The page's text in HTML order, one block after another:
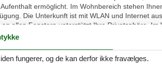
ermöglicht. Im Wohnbereich stehen
Die Unterkunft ist mit WLAN und Internet
allen Fenstern unterstützt Ihre Privatsphäre.
bietet Cerankochfeld, Backofen, Kühlschrank
und Geschirrhandtücher. Das
Garderobe, Staubsauger, Abfalleimer und
der Ihnen Gelegenheit bietet, Zeit im Freien
fungerer, og de kan derfor ikke fravælges.